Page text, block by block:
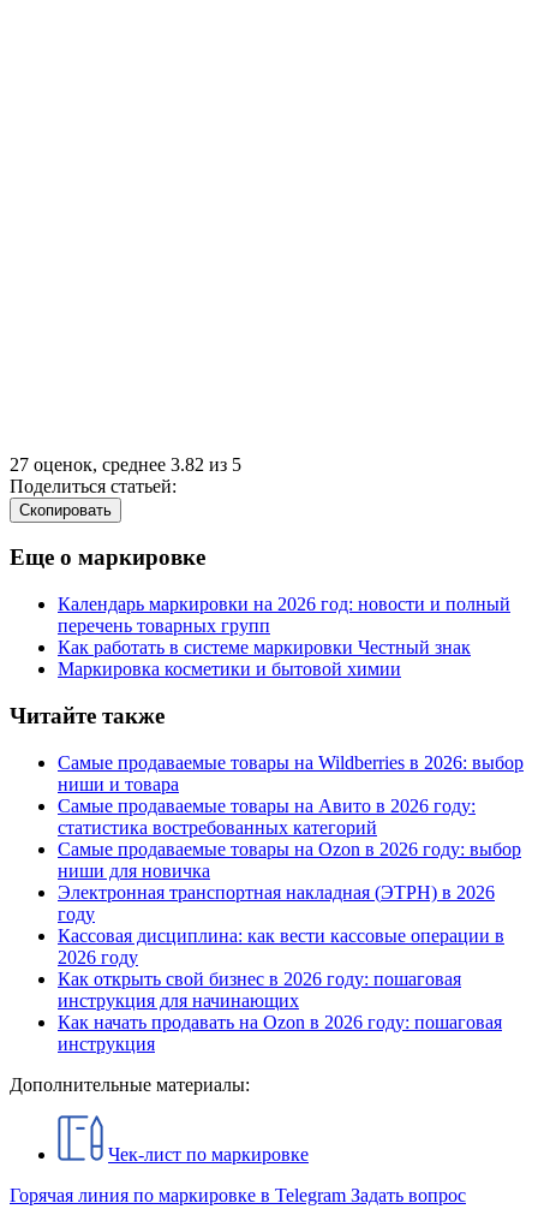
27 оценок, среднее 3.82 из 5
Поделиться статьей:
Cкопировать
Еще о маркировке
Календарь маркировки на 2026 год: новости и полный
перечень товарных групп
Как работать в системе маркировки Честный знак
Маркировка косметики и бытовой химии
Читайте также
Самые продаваемые товары на Wildberries в 2026: выбор
ниши и товара
Самые продаваемые товары на Авито в 2026 году:
статистика востребованных категорий
Самые продаваемые товары на Ozon в 2026 году: выбор
ниши для новичка
Электронная транспортная накладная (ЭТРН) в 2026
году
Кассовая дисциплина: как вести кассовые операции в
2026 году
Как открыть свой бизнес в 2026 году: пошаговая
инструкция для начинающих
Как начать продавать на Ozon в 2026 году: пошаговая
инструкция
Дополнительные материалы:
Чек-лист по маркировке
Горячая линия по маркировке в Telegram Задать вопрос